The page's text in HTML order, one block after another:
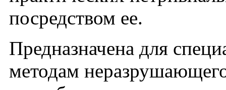
посредством ее.
Предназначена для
методам